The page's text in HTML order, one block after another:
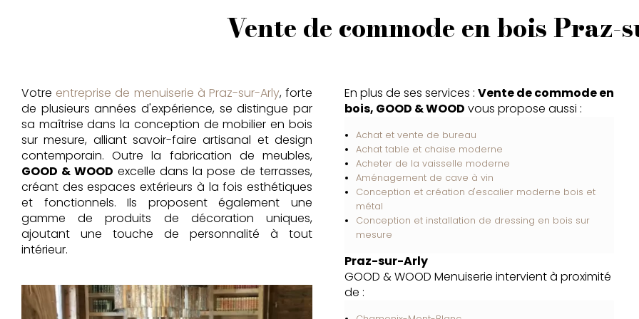
Vente de commode en bois
Votre entreprise de menuiserie à Praz-sur-Arly, forte
de plusieurs années d'expérience, se distingue par
sa maîtrise dans la conception de mobilier en bois
sur mesure, alliant savoir-faire artisanal et design
contemporain. Outre la fabrication de meubles,
GOOD & WOOD excelle dans la pose de terrasses,
créant des espaces extérieurs à la fois esthétiques
et fonctionnels. Ils proposent également une
gamme de produits de décoration uniques,
ajoutant une touche de personnalité à tout
intérieur.
En plus de ses services : Vente de commode en
bois, GOOD & WOOD vous propose aussi :
Achat et vente de bureau
Achat table et chaise moderne
Acheter de la vaisselle moderne
Aménagement de cave à vin
Conception et création d'escalier moderne bois et
métal
Conception et installation de dressing en bois sur
mesure
Praz-sur-Arly
GOOD & WOOD Menuiserie intervient à proximité
de :